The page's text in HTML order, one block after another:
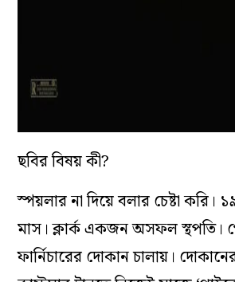
ছবির বিষয় কী?
স্পয়লার না দিয়ে বলার চেষ্টা
মাস। ক্লার্ক একজন অসফল স্থপতি।
ফার্নিচারের দোকান চালায়।